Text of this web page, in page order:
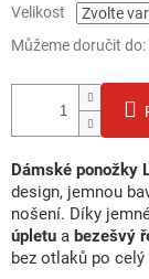
Velikost
Můžeme doručit do:
Dámské ponožky
design, jemnou
nošení. Díky
úpletu a bezešvý
bez otlaků po celý